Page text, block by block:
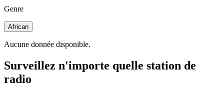
Genre
African
Aucune donnée disponible.
Surveillez n'importe quelle station de
radio